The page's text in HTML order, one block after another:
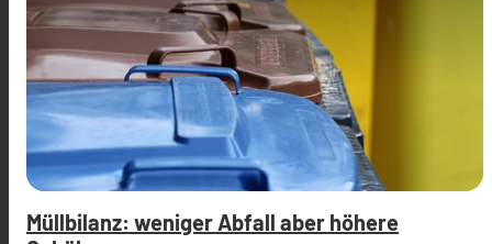
Müllbilanz: weniger Abfall aber höhere